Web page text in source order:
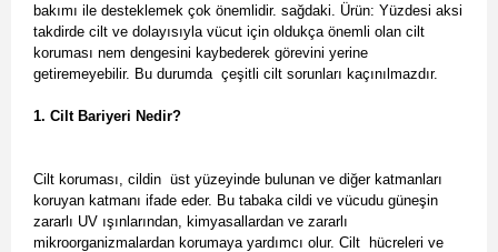
bakımı ile desteklemek çok önemlidir. sağdaki. Ürün: Yüzdesi aksi
takdirde cilt ve dolayısıyla vücut için oldukça önemli olan cilt
koruması nem dengesini kaybederek görevini yerine
getiremeyebilir. Bu durumda çeşitli cilt sorunları kaçınılmazdır.
1. Cilt Bariyeri Nedir?
Cilt koruması, cildin üst yüzeyinde bulunan ve diğer katmanları
koruyan katmanı ifade eder. Bu tabaka cildi ve vücudu güneşin
zararlı UV ışınlarından, kimyasallardan ve zararlı
mikroorganizmalardan korumaya yardımcı olur. Cilt hücreleri ve